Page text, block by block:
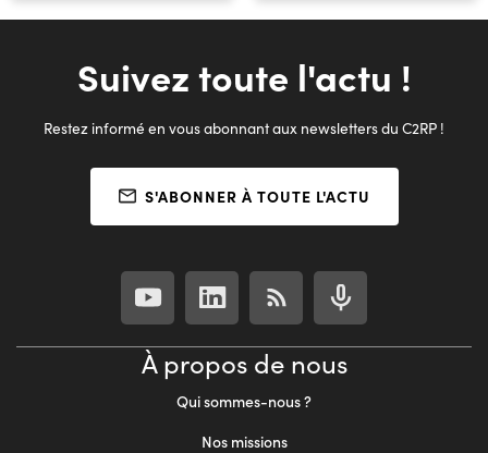
Suivez toute l'actu !
Restez informé en vous abonnant aux newsletters du C2RP !
S'ABONNER À TOUTE L'ACTU
À propos de nous
Qui sommes-nous ?
Nos missions